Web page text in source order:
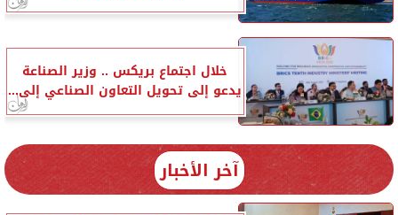
خلال اجتماع بريكس .. وزير الصناعة
يدعو إلى تحويل التعاون الصناعي إلى...
آخر الأخبار